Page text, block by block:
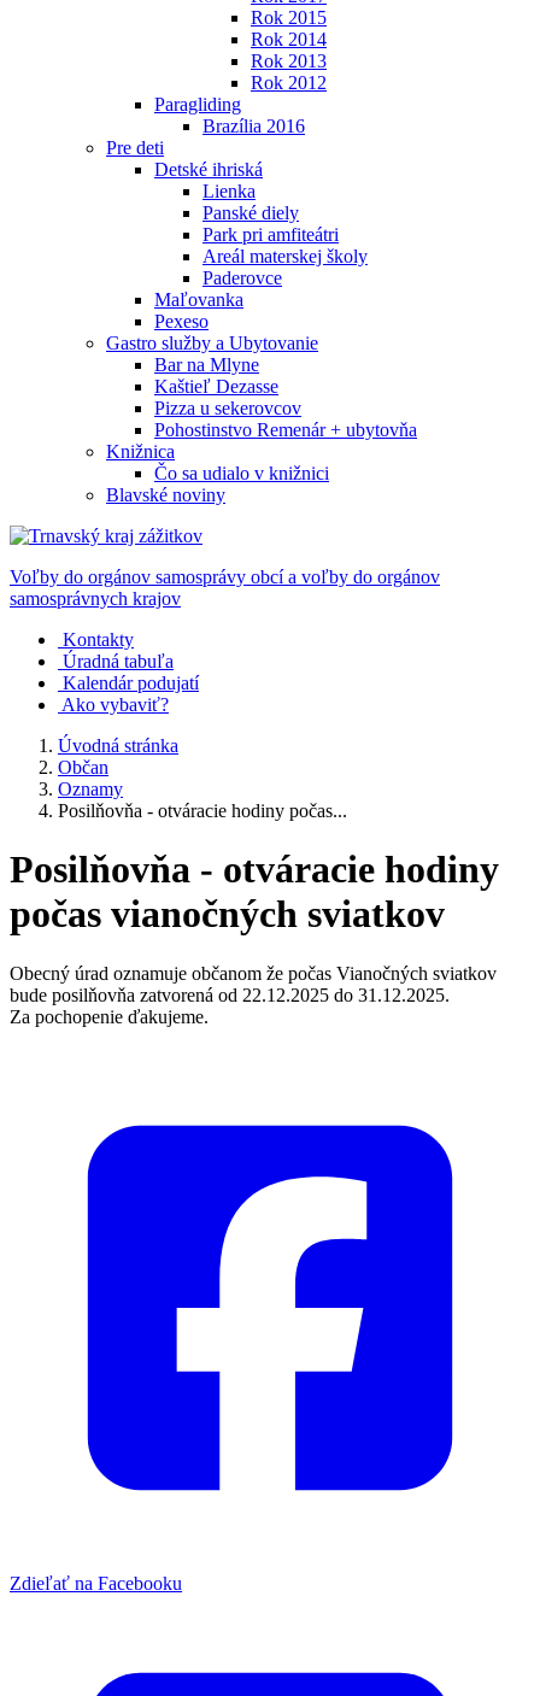
Rok 2015
Rok 2014
Rok 2013
Rok 2012
Paragliding
Brazília 2016
Pre deti
Detské ihriská
Lienka
Panské diely
Park pri amfiteátri
Areál materskej školy
Paderovce
Maľovanka
Pexeso
Gastro služby a Ubytovanie
Bar na Mlyne
Kaštieľ Dezasse
Pizza u sekerovcov
Pohostinstvo Remenár + ubytovňa
Knižnica
Čo sa udialo v knižnici
Blavské noviny
Voľby do orgánov samosprávy obcí a voľby do orgánov
samosprávnych krajov
Kontakty
Úradná tabuľa
Kalendár podujatí
Ako vybaviť?
Úvodná stránka
Občan
Oznamy
Posilňovňa - otváracie hodiny počas...
Posilňovňa - otváracie hodiny
počas vianočných sviatkov
Obecný úrad oznamuje občanom že počas Vianočných sviatkov
bude posilňovňa zatvorená od 22.12.2025 do 31.12.2025.
Za pochopenie ďakujeme.
Zdieľať na Facebooku